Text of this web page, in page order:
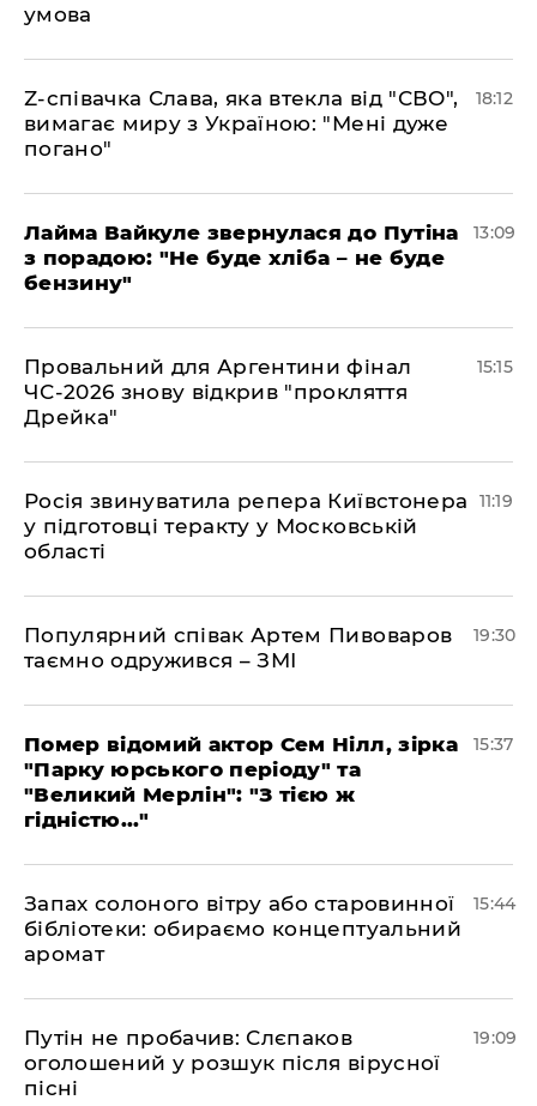
умова
​Z-співачка Слава, яка втекла від "СВО",
вимагає миру з Україною: "Мені дуже
погано"
18:12
Лайма Вайкуле звернулася до Путіна
з порадою: "Не буде хліба – не буде
бензину"
13:09
Провальний для Аргентини фінал
ЧС-2026 знову відкрив "прокляття
Дрейка"
15:15
Росія звинуватила репера Київстонера
у підготовці теракту у Московській
області
11:19
Популярний співак Артем Пивоваров
таємно одружився – ЗМІ
19:30
Помер відомий актор Сем Нілл, зірка
"Парку юрського періоду" та
"Великий Мерлін": "З тією ж
гідністю..."
15:37
Запах солоного вітру або старовинної
бібліотеки: обираємо концептуальний
аромат
15:44
​Путін не пробачив: Слєпаков
оголошений у розшук після вірусної
пісні
19:09